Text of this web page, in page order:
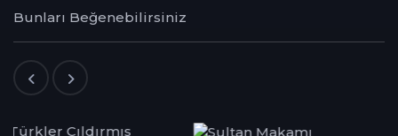
Bunları Beğenebilirsiniz